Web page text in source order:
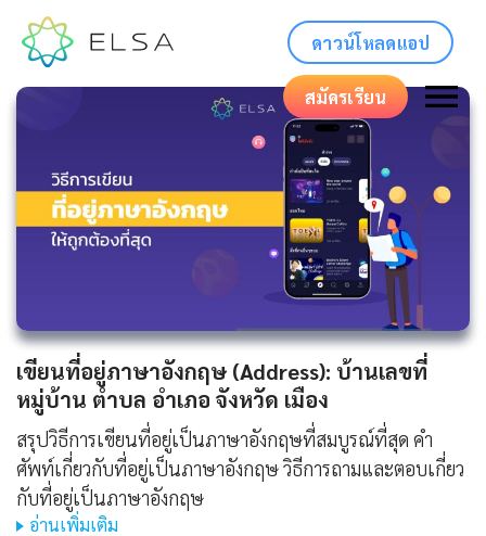
ดาวน์โหลดแอป
สมัครเรียน
เขียนที่อยู่ภาษาอังกฤษ (Address): บ้านเลขที่
หมู่บ้าน ตำบล อำเภอ จังหวัด เมือง
สรุปวิธีการเขียนที่อยู่เป็นภาษาอังกฤษที่สมบูรณ์ที่สุด คำ
ศัพท์เกี่ยวกับที่อยู่เป็นภาษาอังกฤษ วิธีการถามและตอบเกี่ยว
กับที่อยู่เป็นภาษาอังกฤษ
อ่านเพิ่มเติม